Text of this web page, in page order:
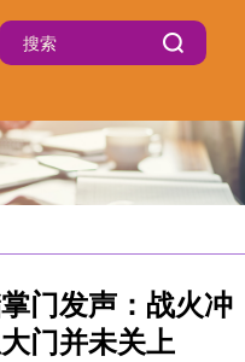
门发声：战火冲
门并未关上